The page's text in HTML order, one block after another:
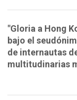
"Gloria a Hong
bajo el
de internautas
multitudinarias